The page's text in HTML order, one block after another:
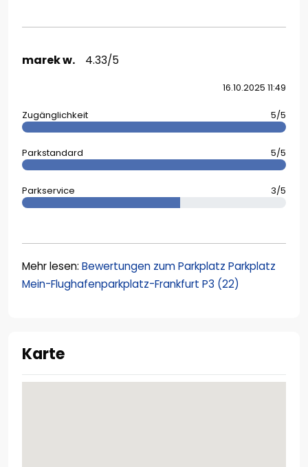
marek w. 4.33/5
16.10.2025 11:49
Zugänglichkeit 5/5
Parkstandard 5/5
Parkservice 3/5
Mehr lesen: Bewertungen zum Parkplatz Parkplatz
Mein-Flughafenparkplatz-Frankfurt P3 (22)
Karte